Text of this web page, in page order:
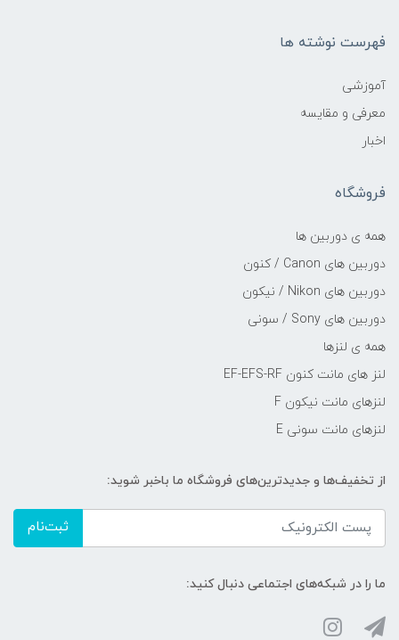
فهرست نوشته ها
آموزشی
معرفی و مقایسه
اخبار
فروشگاه
همه ی دوربین ها
دوربین های Canon / کنون
دوربین های Nikon / نیکون
دوربین های Sony / سونی
همه ی لنزها
لنز های مانت کنون EF-EFS-RF
لنزهای مانت نیکون F
لنزهای مانت سونی E
از تخفیف‌ها و جدیدترین‌های فروشگاه ما باخبر شوید:
ثبت‌نام
ما را در شبکه‌های اجتماعی دنبال کنید: